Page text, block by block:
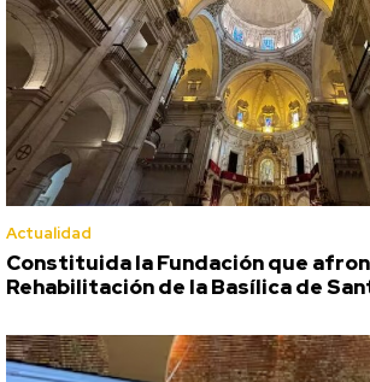
Actualidad
Constituida la Fundación que
Rehabilitación de la Basílica de